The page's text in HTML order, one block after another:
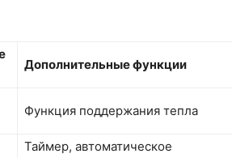
Дополнительные функции
Функция поддержания тепла
Таймер, автоматическое